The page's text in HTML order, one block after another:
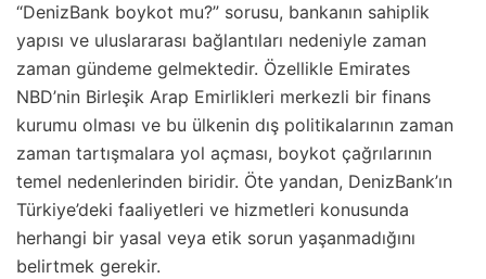
“DenizBank boykot mu?” sorusu, bankanın sahiplik
yapısı ve uluslararası bağlantıları nedeniyle zaman
zaman gündeme gelmektedir. Özellikle Emirates
NBD’nin Birleşik Arap Emirlikleri merkezli bir finans
kurumu olması ve bu ülkenin dış politikalarının zaman
zaman tartışmalara yol açması, boykot çağrılarının
temel nedenlerinden biridir. Öte yandan, DenizBank’ın
Türkiye’deki faaliyetleri ve hizmetleri konusunda
herhangi bir yasal veya etik sorun yaşanmadığını
belirtmek gerekir.